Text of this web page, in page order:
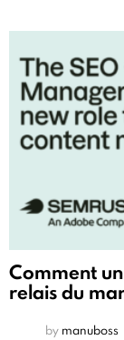
Comment
relais du
by manuboss